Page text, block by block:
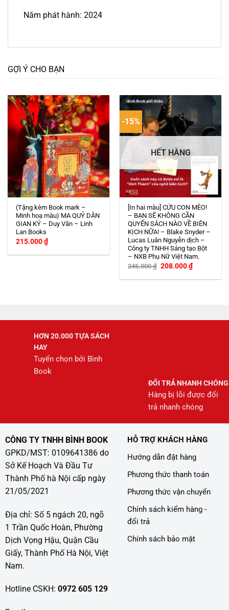
Năm phát hành: 2024
GỢI Ý CHO BẠN
(Tặng kèm Book mark –
Minh hoạ màu) MA QUỶ DÂN
GIAN KÝ – Duy Văn – Linh
Lan Books
215.000₫
-15%
HẾT HÀNG
[In hai màu] CỨU CON MÈO!
– BẠN SẼ KHÔNG CẦN
QUYỂN SÁCH NÀO VỀ BIÊN
KỊCH NỮA! – Blake Snyder –
Lucas Luân Nguyễn dịch –
Công ty TNHH Sáng tạo Bột
– NXB Phụ Nữ Việt Nam.
245.000₫ Giá
là:
208.000₫Giá
hiện
tại
HƠN 20.000 TỰA SÁCH
HAY
Tuyển chọn bởi Bình
Book
ĐỔI TRẢ NHANH CHÓNG
Hàng bị lỗi được đổi
trả nhanh chóng
CÔNG TY TNHH BÌNH BOOK
GPKD/MST: 0109641386 do
Sở Kế Hoạch Và Đầu Tư
Thành Phố hà Nội cấp ngày
21/05/2021
Địa chỉ: Số 5 ngách 20, ngõ
1 Trần Quốc Hoàn, Phường
Dịch Vọng Hậu, Quận Cầu
Giấy, Thành Phố Hà Nội, Việt
Nam.
Hotline CSKH: 0972 605 129
HỖ TRỢ KHÁCH HÀNG
Hướng dẫn đặt hàng
Phương thức thanh toán
Phương thức vận chuyển
Chính sách kiểm hàng -
đổi trả
Chính sách bảo mật